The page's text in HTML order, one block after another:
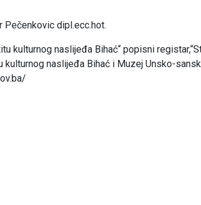
dipl.ecc.hot.
kulturnog naslijeđa Bihać“ popisni
kulturnog naslijeđa Bihać i Muzej Unsko-